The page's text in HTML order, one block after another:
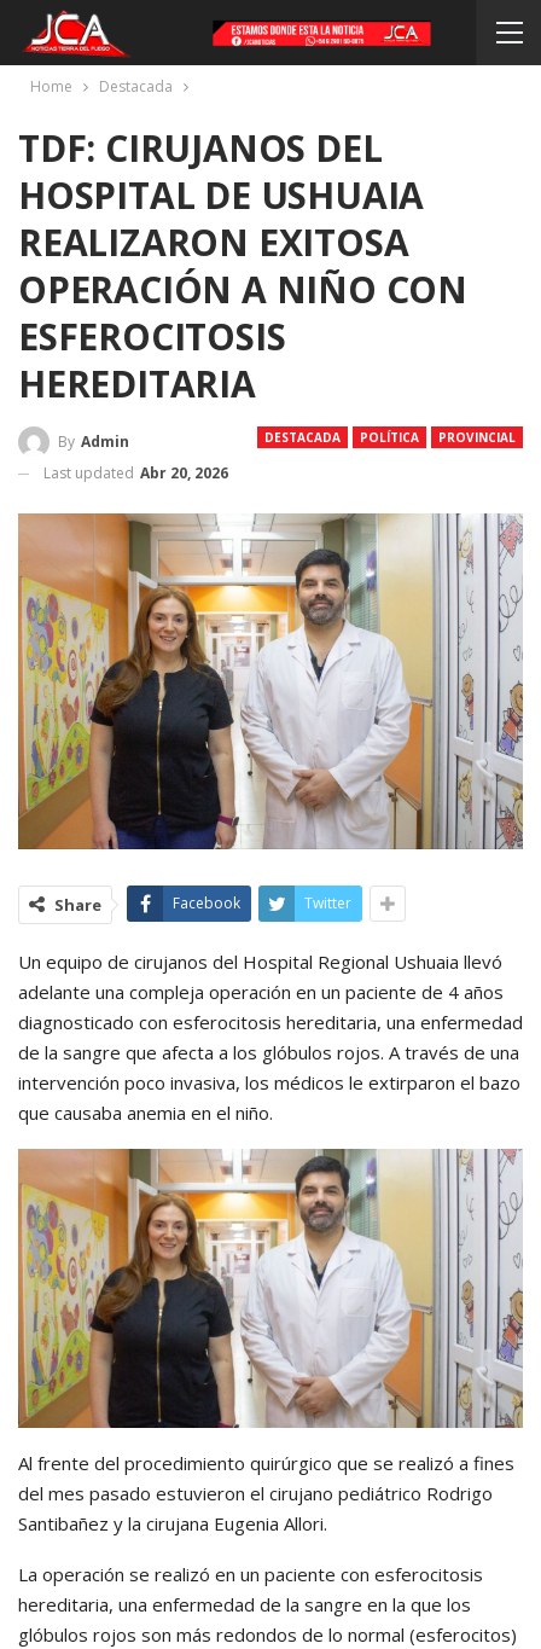
Home Destacada
TDF: CIRUJANOS DEL
HOSPITAL DE USHUAIA
REALIZARON EXITOSA
OPERACIÓN A NIÑO CON
ESFEROCITOSIS
HEREDITARIA
DESTACADA POLÍTICA PROVINCIAL
By Admin
Last updated Abr 20, 2026
Share Facebook Twitter
Un equipo de cirujanos del Hospital Regional Ushuaia llevó
adelante una compleja operación en un paciente de 4 años
diagnosticado con esferocitosis hereditaria, una enfermedad
de la sangre que afecta a los glóbulos rojos. A través de una
intervención poco invasiva, los médicos le extirparon el bazo
que causaba anemia en el niño.
Al frente del procedimiento quirúrgico que se realizó a fines
del mes pasado estuvieron el cirujano pediátrico Rodrigo
Santibañez y la cirujana Eugenia Allori.
La operación se realizó en un paciente con esferocitosis
hereditaria, una enfermedad de la sangre en la que los
glóbulos rojos son más redondos de lo normal (esferocitos)